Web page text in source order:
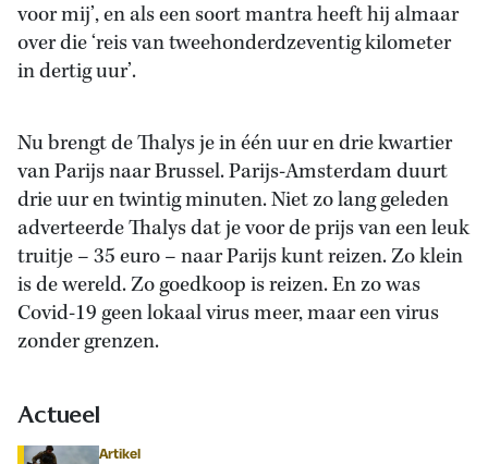
voor mij’, en als een soort mantra heeft hij almaar
over die ‘reis van tweehonderdzeventig kilometer
in dertig uur’.
Nu brengt de Thalys je in één uur en drie kwartier
van Parijs naar Brussel. Parijs-Amsterdam duurt
drie uur en twintig minuten. Niet zo lang geleden
adverteerde Thalys dat je voor de prijs van een leuk
truitje – 35 euro – naar Parijs kunt reizen. Zo klein
is de wereld. Zo goedkoop is reizen. En zo was
Covid-19 geen lokaal virus meer, maar een virus
zonder grenzen.
Actueel
Artikel